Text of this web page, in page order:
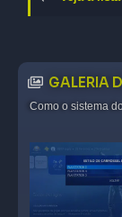
GALERIA
Como o sistema